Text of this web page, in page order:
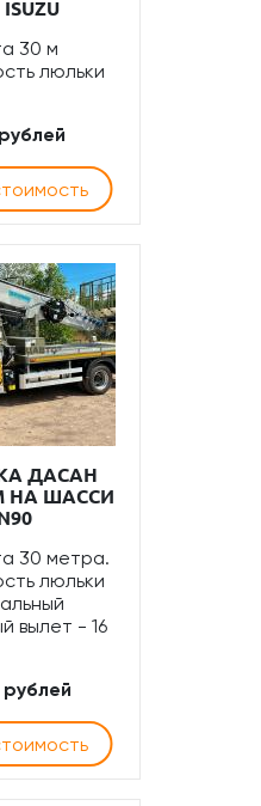
30 м
люльки
ДАСАН
НА ШАССИ
30 метра.
люльки
вылет - 16